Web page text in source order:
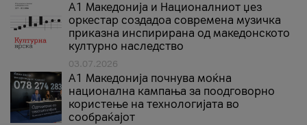
А1 Македонија и Националниот џез
оркестар создадоа современа музичка
приказна инспирирана од македонското
културно наследство
03.07.2026
A1 Македонија почнува моќна
национална кампања за поодговорно
користење на технологијата во
сообраќајот